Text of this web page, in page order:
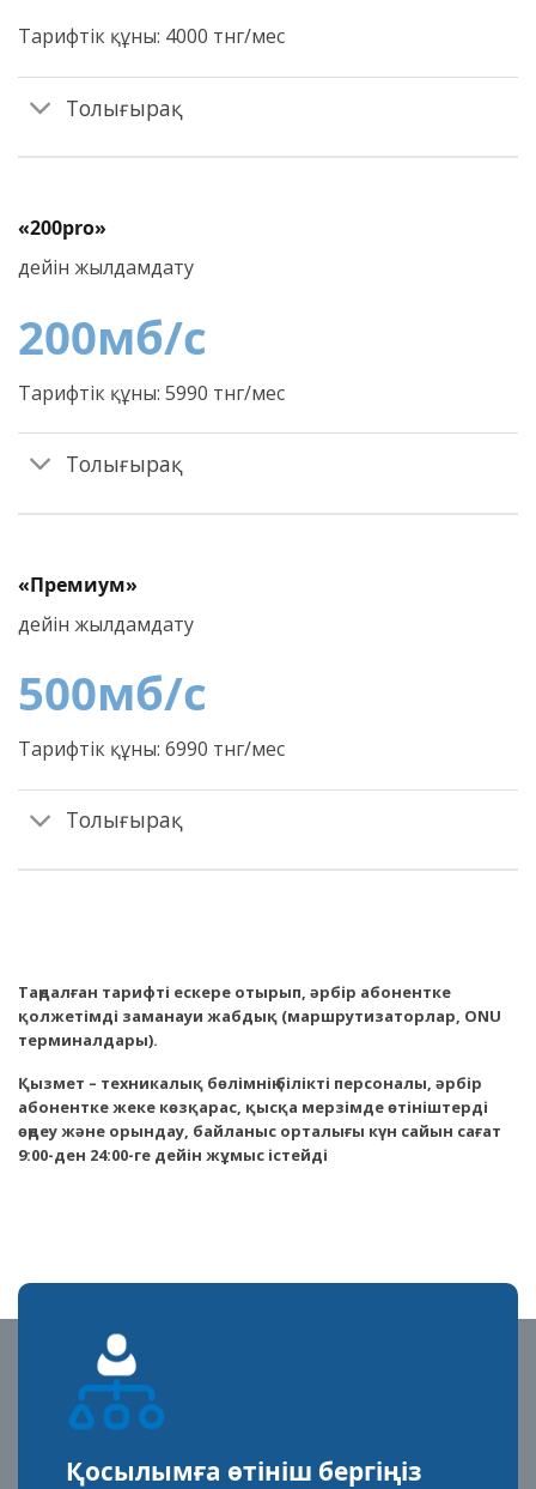
Тарифтік құны: 4000 тнг/мес
Толығырақ
«200pro»
дейін жылдамдату
200мб/c
Тарифтік құны: 5990 тнг/мес
Толығырақ
«Премиум»
дейін жылдамдату
500мб/c
Тарифтік құны: 6990 тнг/мес
Толығырақ
Таңдалған тарифті ескере отырып, әрбір абонентке
қолжетімді заманауи жабдық (маршрутизаторлар, ONU
терминалдары).
Қызмет – техникалық бөлімнің білікті персоналы, әрбір
абонентке жеке көзқарас, қысқа мерзімде өтініштерді
өңдеу және орындау, байланыс орталығы күн сайын сағат
9:00-ден 24:00-ге дейін жұмыс істейді
Қосылымға өтініш бергіңіз